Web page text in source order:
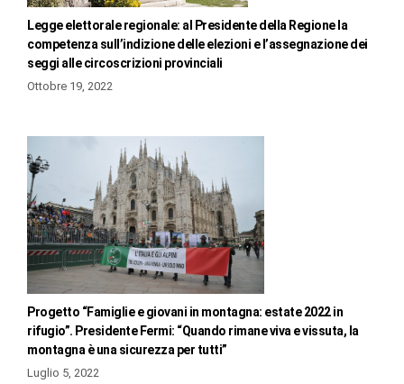
Legge elettorale regionale: al Presidente della Regione la
competenza sull’indizione delle elezioni e l’assegnazione dei
seggi alle circoscrizioni provinciali
Ottobre 19, 2022
Progetto “Famiglie e giovani in montagna: estate 2022 in
rifugio”. Presidente Fermi: “Quando rimane viva e vissuta, la
montagna è una sicurezza per tutti”
Luglio 5, 2022